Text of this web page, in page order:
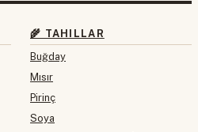
🌾 TAHILLAR
Buğday
Mısır
Pirinç
Soya